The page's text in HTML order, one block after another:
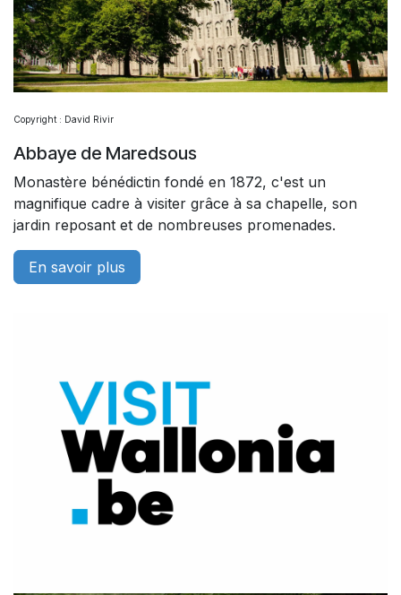
Copyright : David Rivir
Abbaye de Maredsous
Monastère bénédictin fondé en 1872, c'est un
magnifique cadre à visiter grâce à sa chapelle, son
jardin reposant et de nombreuses promenades.
En savoir plus